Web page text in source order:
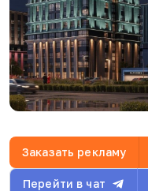
Заказать рекламу
Перейти в чат
V Volodya
V Volodya